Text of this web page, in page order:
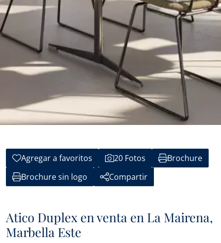
Agregar a favoritos 20 Fotos
Brochure
Brochure sin logo
Compartir
Atico Duplex en venta en La Mairena,
Marbella Este